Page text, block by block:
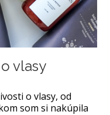
vlasy
o vlasy, od
som si nakúpila